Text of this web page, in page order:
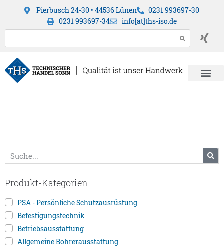
Pierbusch 24-30 • 44536 Lünen
0231 993697-30
0231 993697-34
info[at]ths-iso.de
Produkt-Kategorien
PSA - Persönliche Schutzausrüstung
Befestigungstechnik
Betriebsausstattung
Allgemeine Bohrerausstattung